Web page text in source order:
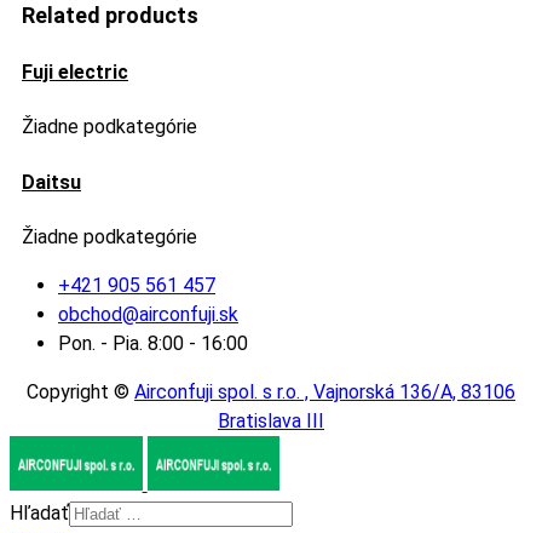
Related products
Fuji electric
Žiadne podkategórie
Daitsu
Žiadne podkategórie
+421 905 561 457
obchod@airconfuji.sk
Pon. - Pia. 8:00 - 16:00
Copyright © Airconfuji spol. s r.o. , Vajnorská 136/A, 83106
Bratislava III
Hľadať